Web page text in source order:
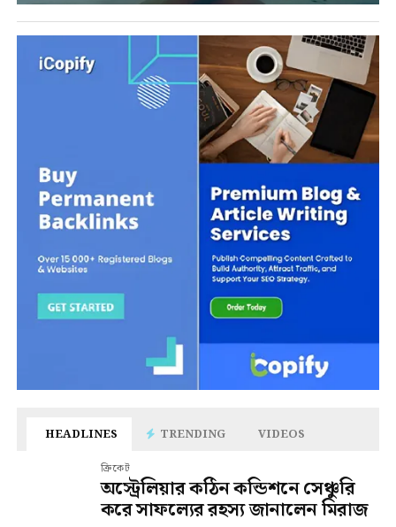
HEADLINES TRENDING VIDEOS
ক্রিকেট
অস্ট্রেলিয়ার কঠিন কন্ডিশনে সেঞ্চুরি
করে সাফল্যের রহস্য জানালেন মিরাজ